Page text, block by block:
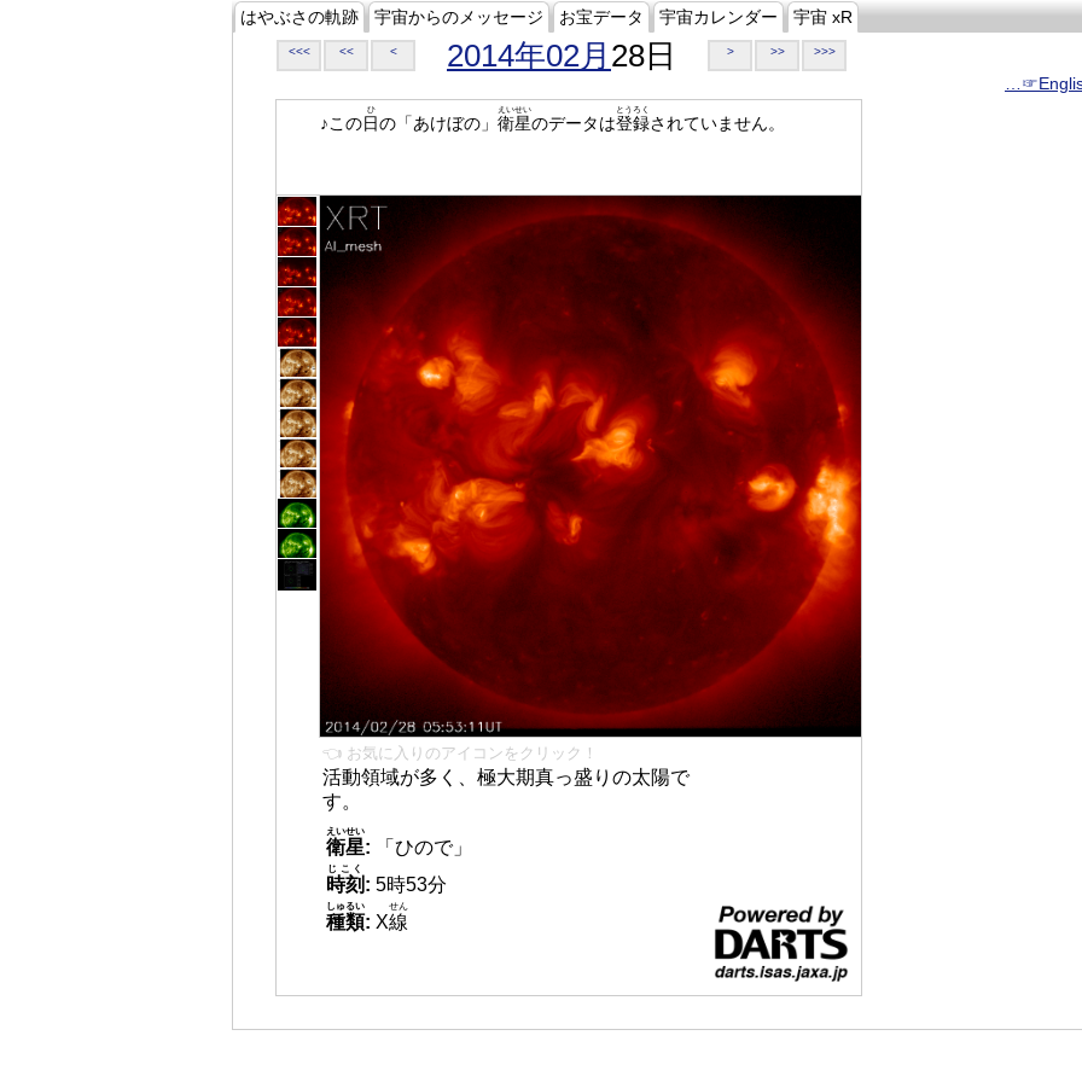
はやぶさの軌跡 宇宙からのメッセージ お宝データ 宇宙カレンダー 宇宙 xR
<<< << < 2014年02月 28日 > >> >>>
♪この日
ひ
の「あけぼの」 衛星
えいせい
のデータは登録
とうろく
されていません。
👈 お気に入りのアイコンをクリック！
活動領域が多く、極大期真っ盛りの太陽で
す。
衛星
えいせい
:
「ひので」
時刻
じこく
: 5時53分
種類
しゅるい
: X線
せん